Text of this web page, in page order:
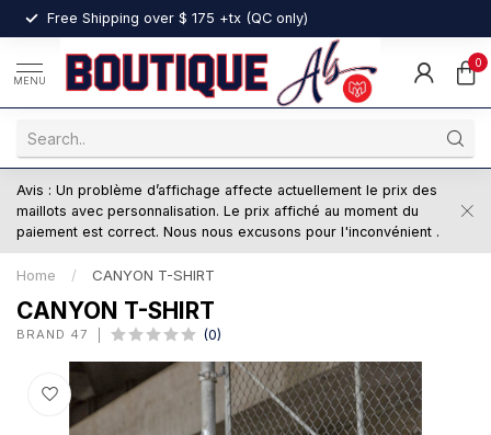
Free Shipping over $ 175 +tx (QC only)
MENU
0
Avis : Un problème d’affichage affecte actuellement le prix des
maillots avec personnalisation. Le prix affiché au moment du
paiement est correct. Nous nous excusons pour l'inconvénient .
Home / CANYON T-SHIRT
CANYON T-SHIRT
BRAND 47 (0)